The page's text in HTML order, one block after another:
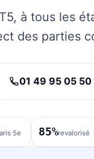
à tous les
des parties
01 49 95 05 50
5e 85%revalorisé